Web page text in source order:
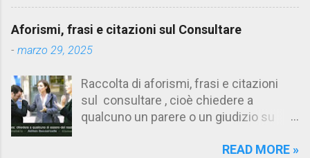
cornuto pretenzioso: colui che ritiene
sua moglie tanto fortunata, per averlo
ammettere l'idea del tradimento. Ciò lo
rende un marito assai comodo.
(Charles Fourier) Elenco analitico dei
ca. 1808 (postumo 1856) Traduzione
Aforismi, frasi e citazioni sul Consultare
- marzo 29, 2025
Raccolta di aforismi, frasi e citazioni
sul consultare , cioè chiedere a
qualcuno un parere o un giudizio su
fanno riferimento anche allaREAD MORE »